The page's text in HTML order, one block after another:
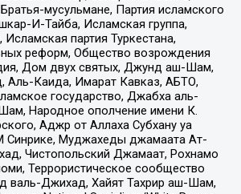
мусульмане, Партия исламского
И-Тайба, Исламская группа,
партия Туркестана,
реформ, Общество возрождения
Дом двух святых, Джунд аш-Шам,
Аль-Каида, Имарат Кавказ, АБТО,
государство, Джабха аль-
Народное ополчение имени К.
Аджр от Аллаха Субхану уа
Синрике, Муджахеды джамаата Ат-
Чистопольский Джамаат, Рохнамо
Террористическое сообщество
валь-Джихад, Хайят Тахрир аш-Шам,